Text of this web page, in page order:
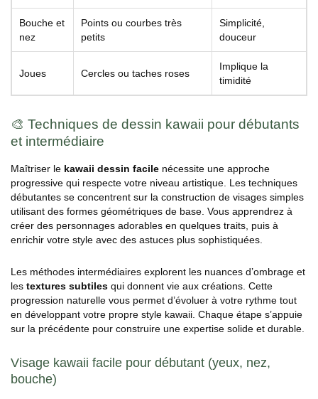
Bouche et
nez
Points ou courbes très
petits
Simplicité,
douceur
Joues Cercles ou taches roses
Implique la
timidité
🎨 Techniques de dessin kawaii pour débutants
et intermédiaire
Maîtriser le kawaii dessin facile nécessite une approche
progressive qui respecte votre niveau artistique. Les techniques
débutantes se concentrent sur la construction de visages simples
utilisant des formes géométriques de base. Vous apprendrez à
créer des personnages adorables en quelques traits, puis à
enrichir votre style avec des astuces plus sophistiquées.
Les méthodes intermédiaires explorent les nuances d’ombrage et
les textures subtiles qui donnent vie aux créations. Cette
progression naturelle vous permet d’évoluer à votre rythme tout
en développant votre propre style kawaii. Chaque étape s’appuie
sur la précédente pour construire une expertise solide et durable.
Visage kawaii facile pour débutant (yeux, nez,
bouche)